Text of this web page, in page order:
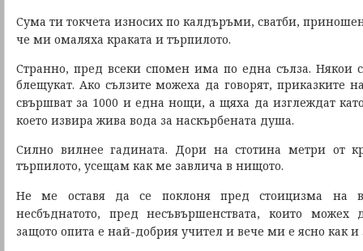
Сума ти токчета износих по калдъръми, сватби,
че ми омаляха краката и търпилото.
Странно, пред всеки спомен има по една сълза. Някои
блещукат. Ако сълзите можеха да говорят, приказките
свършват за 1000 и една нощи, а щяха да изглеждат
което извира жива вода за наскърбената душа.
Силно вилнее гадината. Дори на стотина метри от
търпилото, усещам как ме завлича в нищото.
Не ме оставя да се поклоня пред стоицизма на
несбъднатото, пред несъвършенствата, които можех
защото опита е най-добрия учител и вече ми е ясно как